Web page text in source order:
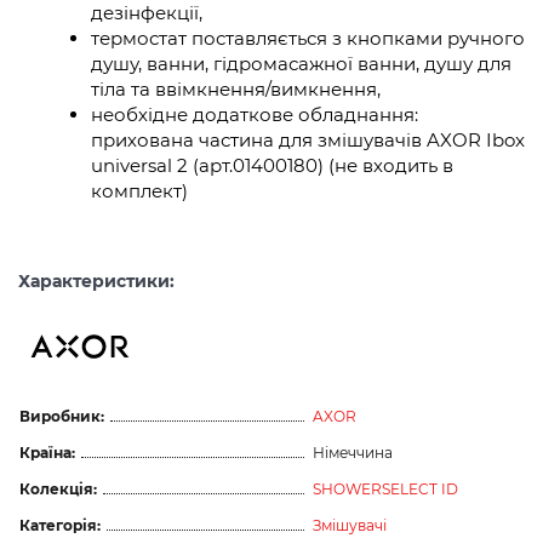
дезінфекції,
термостат поставляється з кнопками ручного
душу, ванни, гідромасажної ванни, душу для
тіла та ввімкнення/вимкнення,
необхідне додаткове обладнання:
прихована частина для змішувачів AXOR Ibox
universal 2 (арт.01400180) (не входить в
комплект)
Характеристики:
Виробник:
AXOR
Країна:
Німеччина
Колекція:
SHOWERSELECT ID
Категорія:
Змішувачі